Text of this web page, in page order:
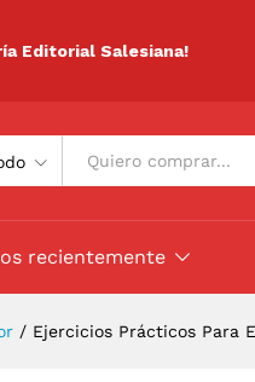
Editorial Salesiana!
recientemente
/ Ejercicios Prácticos Para